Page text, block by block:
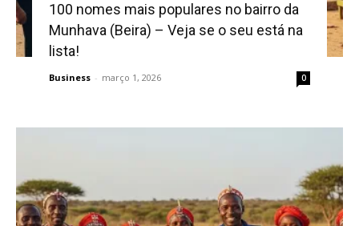
100 nomes mais populares no bairro da
Munhava (Beira) – Veja se o seu está na
lista!
Business - março 1, 2026 0